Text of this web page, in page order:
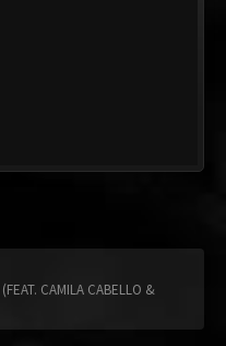
CAMILA CABELLO &